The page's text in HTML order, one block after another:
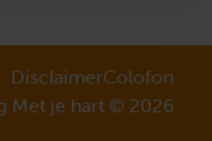
DisclaimerColofon
Met je hart © 2026